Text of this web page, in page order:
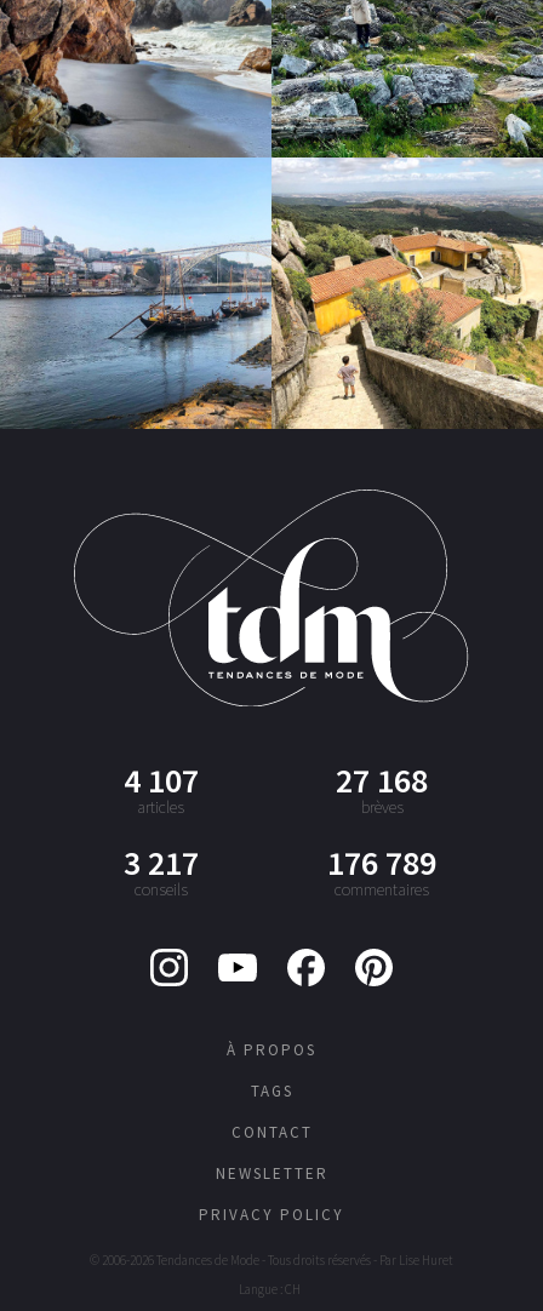
4 107
articles
27 168
brèves
3 217
conseils
176 789
commentaires
À PROPOS
TAGS
CONTACT
NEWSLETTER
PRIVACY POLICY
© 2006-2026 Tendances de Mode - Tous droits réservés - Par Lise Huret
Langue : CH